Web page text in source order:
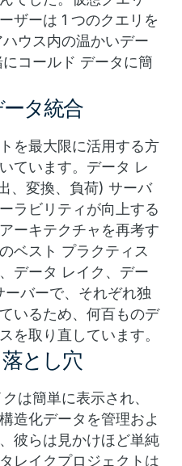
ザーは 1 つのクエリを
ウス内の温かいデー
コールド データに簡
タ統合
を最大限に活用する方
ています。データ レ
、変換、負荷) サーバ
ラビリティが向上する
ーキテクチャを再考す
ベスト プラクティス
データ レイク、デー
バーで、それぞれ独
いるため、何百ものデ
を取り直しています。
とし穴
は簡単に表示され、
造化データを管理およ
彼らは見かけほど単純
レイクプロジェクトは